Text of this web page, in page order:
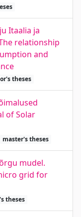
Itaalia ja
relationship
and
theses
of Solar
master's theses
mudel.
grid for
theses